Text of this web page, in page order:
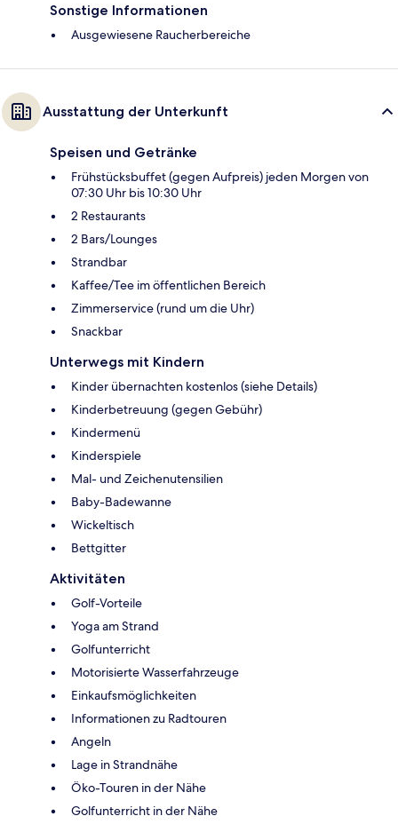
Sonstige Informationen
Ausgewiesene Raucherbereiche
Ausstattung der Unterkunft
Speisen und Getränke
Frühstücksbuffet (gegen Aufpreis) jeden Morgen von
07:30 Uhr bis 10:30 Uhr
2 Restaurants
2 Bars/Lounges
Strandbar
Kaffee/Tee im öffentlichen Bereich
Zimmerservice (rund um die Uhr)
Snackbar
Unterwegs mit Kindern
Kinder übernachten kostenlos (siehe Details)
Kinderbetreuung (gegen Gebühr)
Kindermenü
Kinderspiele
Mal- und Zeichenutensilien
Baby-Badewanne
Wickeltisch
Bettgitter
Aktivitäten
Golf-Vorteile
Yoga am Strand
Golfunterricht
Motorisierte Wasserfahrzeuge
Einkaufsmöglichkeiten
Informationen zu Radtouren
Angeln
Lage in Strandnähe
Öko-Touren in der Nähe
Golfunterricht in der Nähe